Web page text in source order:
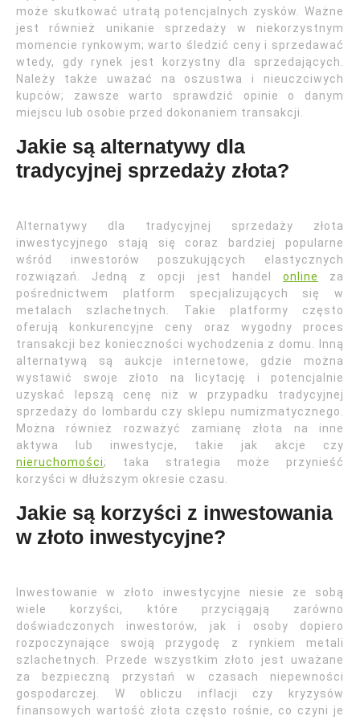
może skutkować utratą potencjalnych zysków. Ważne
jest również unikanie sprzedaży w niekorzystnym
momencie rynkowym; warto śledzić ceny i sprzedawać
wtedy, gdy rynek jest korzystny dla sprzedających.
Należy także uważać na oszustwa i nieuczciwych
kupców; zawsze warto sprawdzić opinie o danym
miejscu lub osobie przed dokonaniem transakcji.
Jakie są alternatywy dla
tradycyjnej sprzedaży złota?
Alternatywy dla tradycyjnej sprzedaży złota
inwestycyjnego stają się coraz bardziej popularne
wśród inwestorów poszukujących elastycznych
rozwiązań. Jedną z opcji jest handel online
za
pośrednictwem platform specjalizujących się w
metalach szlachetnych. Takie platformy często
oferują konkurencyjne ceny oraz wygodny proces
transakcji bez konieczności wychodzenia z domu. Inną
alternatywą są aukcje internetowe, gdzie można
wystawić swoje złoto na licytację i potencjalnie
uzyskać lepszą cenę niż w przypadku tradycyjnej
sprzedaży do lombardu czy sklepu numizmatycznego.
Można również rozważyć zamianę złota na inne
aktywa lub inwestycje, takie jak akcje czy
nieruchomości; taka strategia może przynieść
korzyści w dłuższym okresie czasu.
Jakie są korzyści z inwestowania
w złoto inwestycyjne?
Inwestowanie w złoto inwestycyjne niesie ze sobą
wiele korzyści, które przyciągają zarówno
doświadczonych inwestorów, jak i osoby dopiero
rozpoczynające swoją przygodę z rynkiem metali
szlachetnych. Przede wszystkim złoto jest uważane
za bezpieczną przystań w czasach niepewności
gospodarczej. W obliczu inflacji czy kryzysów
finansowych wartość złota często rośnie, co czyni je